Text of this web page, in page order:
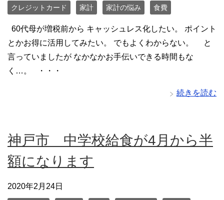
クレジットカード 家計 家計の悩み 食費
60代母が増税前から キャッシュレス化したい。 ポイント
とかお得に活用してみたい。 でもよくわからない。 と
言っていましたが なかなかお手伝いできる時間もな
く…。 ・・・
続きを読む
神戸市 中学校給食が4月から半
額になります
2020年2月24日